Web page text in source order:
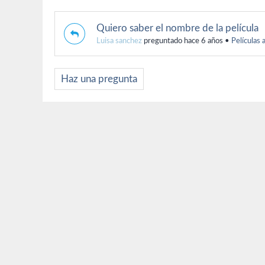
Quiero saber el nombre de la película
Luisa sanchez preguntado hace 6 años • Películas
Haz una pregunta